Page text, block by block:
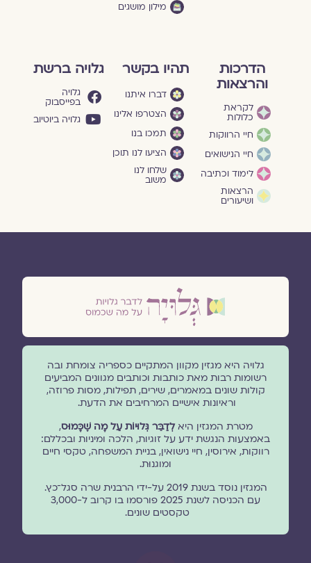
מילון מושגים
הדרכות
והרצאות
לקראת
כלולות
חיי הרווקות
חיי הנישואים
לימוד וכתיבה
הרצאות
ושיעורים
תהיו בקשר
דברו איתנו
הצטרפו אלינו
תמכו בנו
הציעו לנו תוכן
שלחו לנו
משוב
גלויה ברשת
גלויה
בפייסבוק
גלויה ביוטיוב
גלויה היא מגזין מקוון המתקיים כספריה צומחת ובה
רשומות רבות מאת כותבות וכותבים מגוונים המביעים
קולות שונים במאמרים, שירים, תפילות, מסות פרוזה,
וראיונות אישיים המרחיבים את הדעת.
מטרת המגזין היאלְדַבֵּר גְּלוּיוֹת עַל מָה שֶׁכָּמוּס,
באמצעות הנגשת ידע על זוגיות, הלכה ומיניות ובכללם:
רווקות, אירוסין, חיי נישואין, בניית המשפחה, טקסי חיים
ומוגנוּת.
המגזין נוסד בשנת 2019 על-ידי הרבנית שרה סגל־כץ.
עם הכניסה לשנת 2025 פורסמו בו קרוב ל-3,000
טקסטים שונים.